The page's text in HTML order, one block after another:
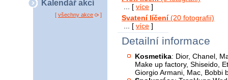
Kalendář akcí
[ všechny akce ]
... [ více ]
Svatení líčení(20 fotografií)
... [ více ]
Detailní informace
Kosmetika: Dior, Chanel,
Make up factory, Shiseido,
Giorgio Armani, Mac, Bobbi